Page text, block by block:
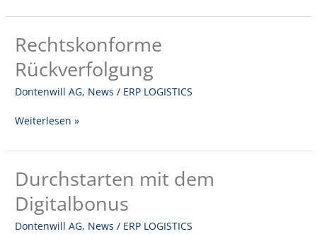
Rechtskonforme
Rückverfolgung
Dontenwill AG, News / ERP LOGISTICS
Rechtskonforme
Rückverfolgung
Weiterlesen »
Durchstarten mit dem
Digitalbonus
Dontenwill AG, News / ERP LOGISTICS
Durchstarten
mit
dem
Digitalbonus